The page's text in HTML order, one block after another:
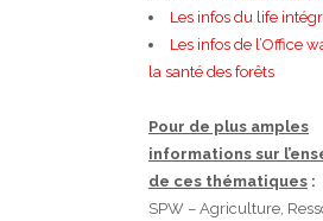
Les infos du life
Les infos de l’Office
la santé des forêts
Pour de plus amples
informations sur
de ces thématiques :
SPW – Agriculture,